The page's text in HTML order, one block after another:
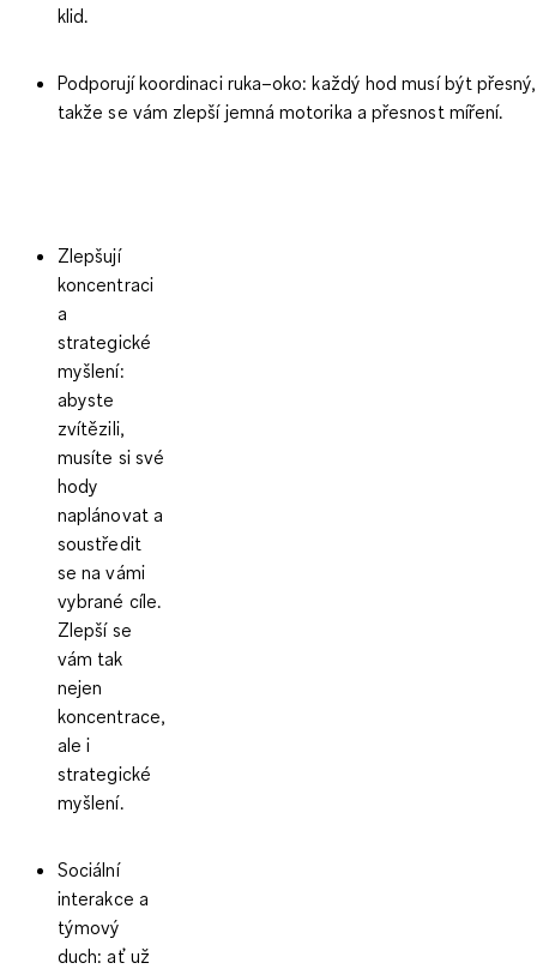
klid.
Podporují koordinaci ruka–oko: každý hod musí být přesný,
takže se vám zlepší jemná motorika a přesnost míření.
Zlepšují
koncentraci
a
strategické
myšlení:
abyste
zvítězili,
musíte si své
hody
naplánovat a
soustředit
se na vámi
vybrané cíle.
Zlepší se
vám tak
nejen
koncentrace,
ale i
strategické
myšlení.
Sociální
interakce a
týmový
duch: ať už